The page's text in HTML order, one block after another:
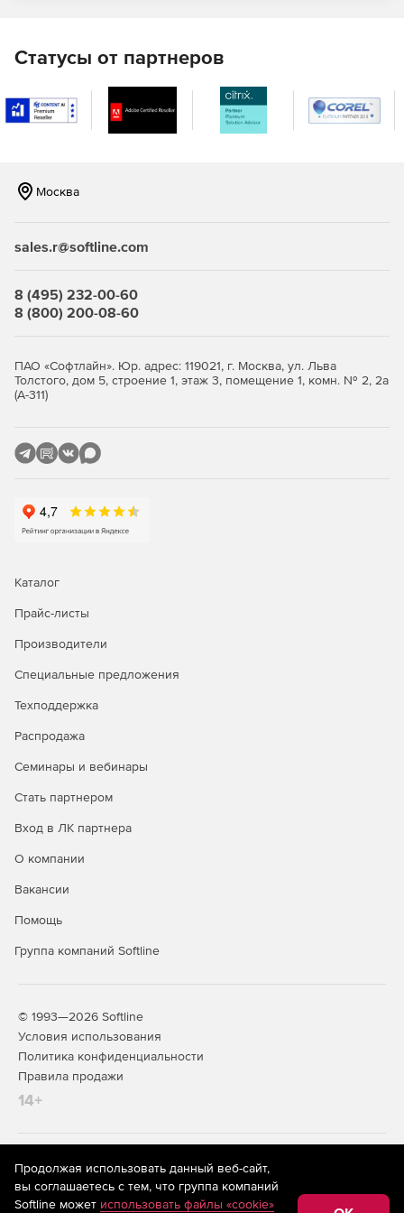
layout для легкого понимания кода.
Ключевые особенности:
Возможность поиска в БД разного типа.
использование этой функции для быстрого поиска.
Режим подсказок mouse-over обеспечивает краткое
описание объекта.
трафаретного шрифта для создания списка
наименований столбцов.
программного обеспечения и IT-специалистов,
стандартных задач.
Статусы от партнеров
Москва
sales.r@softline.com
8 (495) 232-00-60
8 (800) 200-08-60
ПАО «Софтлайн». Юр. адрес: 119021, г. Москва, ул. Льва
Толстого, дом 5, строение 1, этаж 3, помещение 1, комн. № 2, 2а
(А-311)
Каталог
Прайс-листы
Производители
Специальные предложения
Техподдержка
Распродажа
Семинары и вебинары
Стать партнером
Вход в ЛК партнера
О компании
Вакансии
Помощь
Группа компаний Softline
© 1993—2026 Softline
Условия использования
Политика конфиденциальности
Правила продажи
14+
На информационном ресурсе store.softline.ru применяются
рекомендательные технологии
(информационные технологии
предоставления информации на основе сбора,
систематизации и анализа сведений, относящихся к
Продолжая использовать данный веб-сайт,
вы соглашаетесь с тем, что группа компаний
Softline может использовать файлы «cookie»